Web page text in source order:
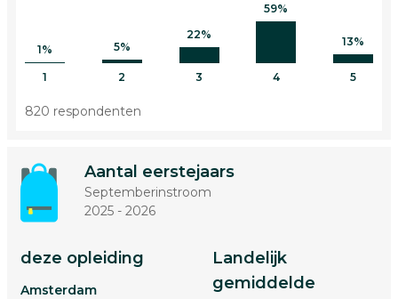
1%
1
5%
2
22%
3
59%
4
13%
5
820 respondenten
Aantal eerstejaars
Septemberinstroom
2025 - 2026
deze opleiding
Amsterdam
Landelijk
gemiddelde